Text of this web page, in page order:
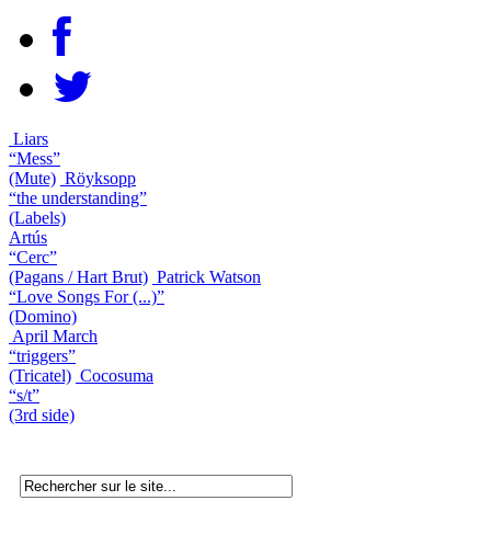
Liars
“Mess”
(Mute) Röyksopp
“the understanding”
(Labels)
Artús
“Cerc”
(Pagans / Hart Brut) Patrick Watson
“Love Songs For (...)”
(Domino)
April March
“triggers”
(Tricatel) Cocosuma
“s/t”
(3rd side)